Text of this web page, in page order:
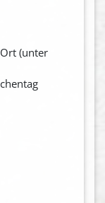
(unter